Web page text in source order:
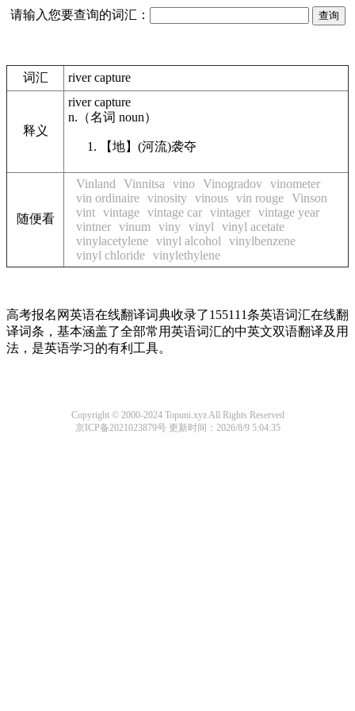
请输入您要查询的词汇：
词汇 river capture
释义
river capture
n. （名词 noun）
【地】 (河流)袭夺
随便看
Vinland Vinnitsa vino Vinogradov vinometer
vin ordinaire vinosity vinous vin rouge Vinson
vint vintage vintage car vintager vintage year
vintner vinum viny vinyl
vinyl acetate
vinylacetylene vinyl alcohol
vinylbenzene
vinyl chloride vinylethylene
高考报名网英语在线翻译词典收录了155111条英语词汇在线翻
译词条，基本涵盖了全部常用英语词汇的中英文双语翻译及用
法，是英语学习的有利工具。
Copyright © 2000-2024 Topuni.xyz All Rights Reserved
京ICP备2021023879号更新时间：2026/8/9 5:04:35